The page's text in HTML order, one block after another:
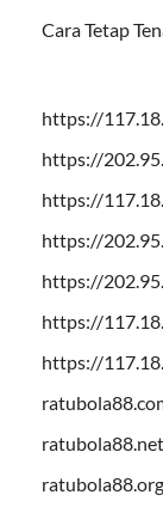
Cara Tetap
https://
https://
https://
https://
https://
https://
https://
ratubola88.net
ratubola88.org